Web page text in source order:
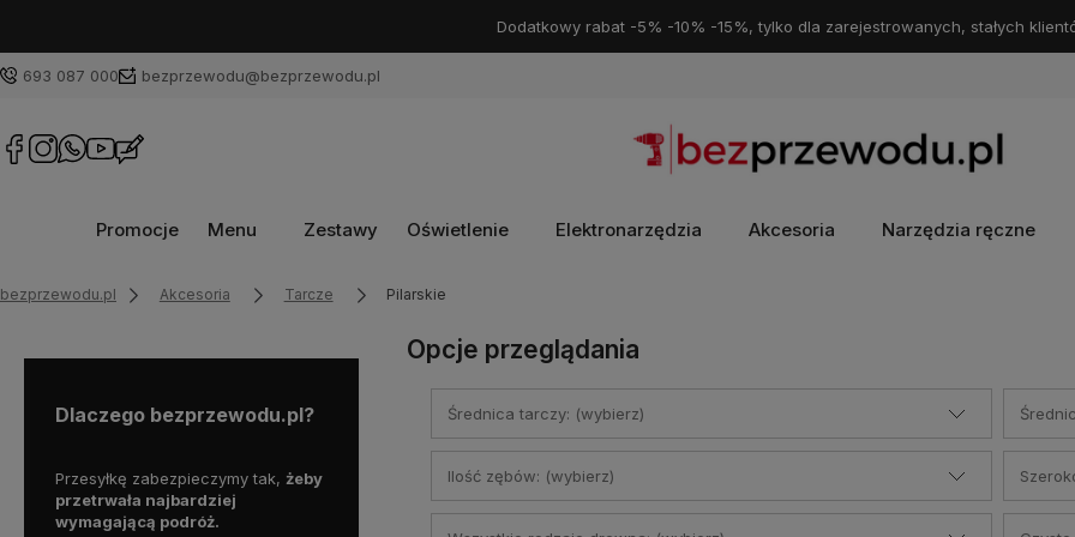
Dodatkowy rabat -5% -10% -15%, tylko dla zarejestrowanych, stałych
693 087 000 bezprzewodu@bezprzewodu.pl
Promocje Menu Zestawy Oświetlenie Elektronarzędzia Akcesoria Narzędzia ręczne
bezprzewodu.pl Akcesoria Tarcze Pilarskie
Dlaczego bezprzewodu.pl?
Przesyłkę zabezpieczymy tak, żeby
przetrwała najbardziej
wymagającą podróż.
Zarejestrujemy za Ciebie sprzęt
do przedłużonej gwarancji,żebyś
Darmowa dostawa
InPostod 69zł.
Darmowe zwroty
za
pośrednictwem InPost
Opcje przeglądania
Średnica tarczy: (wybierz)
Ilość zębów: (wybierz)